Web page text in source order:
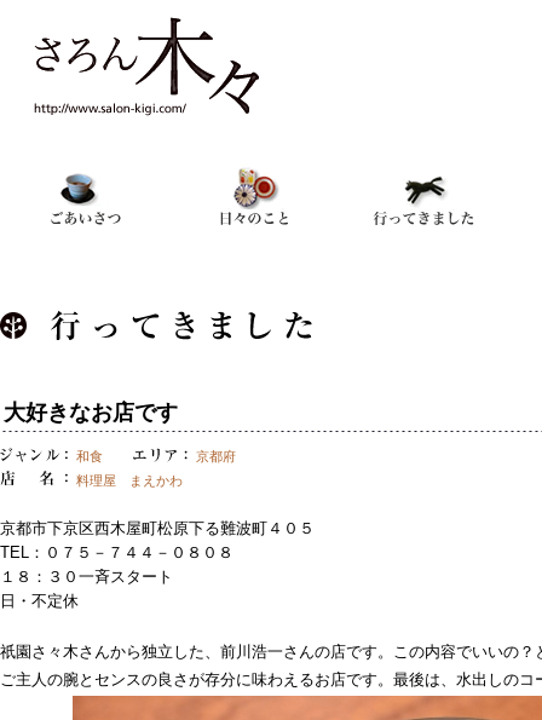
大好きなお店です
和食
京都府
料理屋 まえかわ
京都市下京区西木屋町松原下る難波町４０５
TEL：０７５－７４４－０８０８
１８：３０一斉スタート
日・不定休
祇園さ々木さんから独立した、前川浩一さんの店です。この内容でいいの
ご主人の腕とセンスの良さが存分に味わえるお店です。最後は、水出しの